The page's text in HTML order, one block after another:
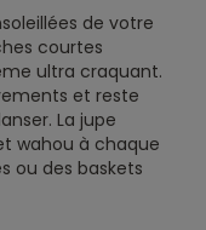
de votre
courtes
ultra craquant.
et reste
La jupe
wahou à chaque
ou des baskets